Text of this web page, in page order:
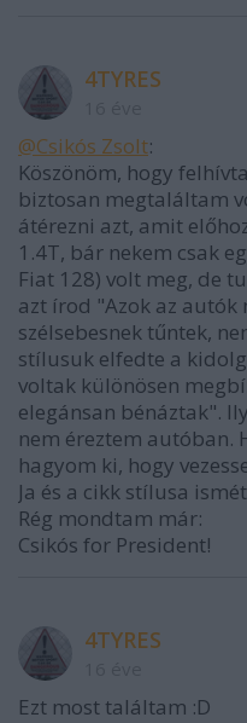
4TYRES
@Csikós Zsolt:
Köszönöm, hogy
biztosan megtaláltam
átérezni azt, amit
1.4T, bár nekem csak
Fiat 128) volt meg, de
azt írod "Azok az autók
szélsebesnek tűntek,
stílusuk elfedte a
voltak különösen
elegánsan bénáztak".
nem éreztem autóban.
hagyom ki, hogy
Ja és a cikk stílusa
Rég mondtam már:
Csikós for President!
4TYRES
Ezt most találtam :D